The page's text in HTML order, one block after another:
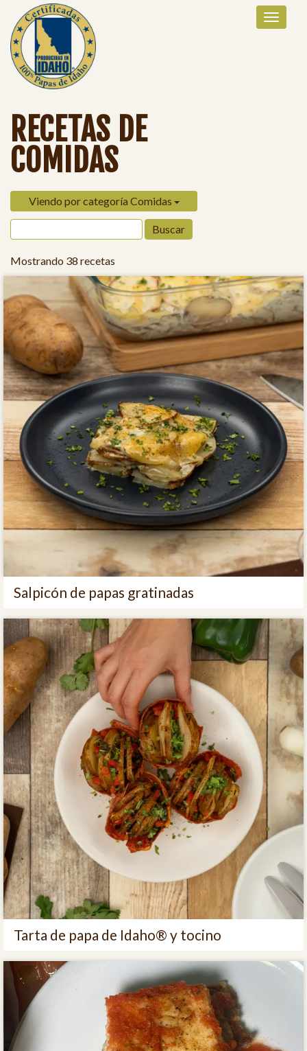
RECETAS DE
COMIDAS
Viendo por categoría Comidas
Mostrando 38 recetas
Salpicón de papas gratinadas
Tarta de papa de Idaho® y tocino